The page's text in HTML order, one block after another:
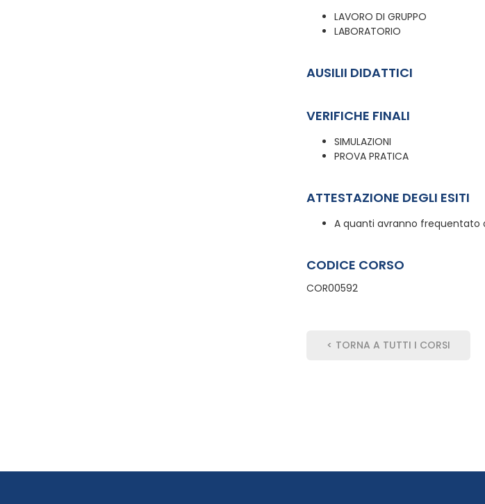
LAVORO DI GRUPPO
LABORATORIO
AUSILII DIDATTICI
VERIFICHE FINALI
SIMULAZIONI
PROVA PRATICA
ATTESTAZIONE DEGLI ESITI
A quanti avranno frequentato
CODICE CORSO
COR00592
< TORNA A TUTTI I CORSI